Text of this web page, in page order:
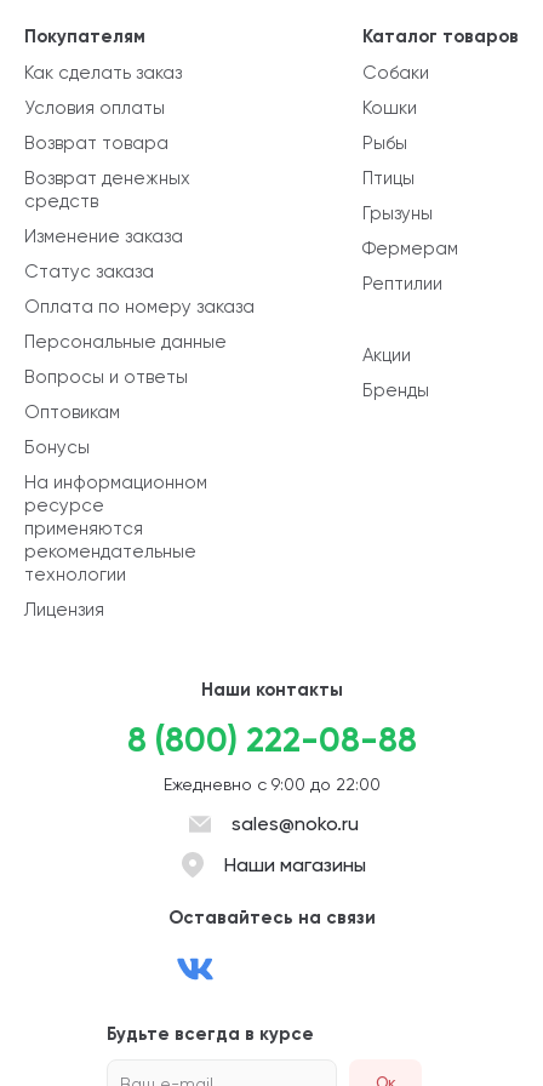
Каталог товаров
Собаки
Кошки
Рыбы
Птицы
Грызуны
Фермерам
Рептилии
Акции
Бренды
Покупателям
Как сделать заказ
Условия оплаты
Возврат товара
Возврат денежных
средств
Изменение заказа
Статус заказа
Оплата по номеру заказа
Персональные данные
Вопросы и ответы
Оптовикам
Бонусы
На информационном
ресурсе
применяются
рекомендательные
технологии
Лицензия
Наши контакты
8 (800) 222-08-88
Ежедневно с 9:00 до 22:00
sales@noko.ru
Наши магазины
Оставайтесь на связи
Будьте всегда в курсе